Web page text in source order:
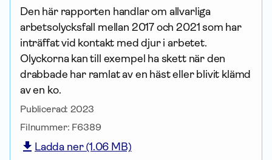
Den här rapporten handlar om allvarliga
arbetsolycksfall mellan 2017 och 2021 som har
inträffat vid kontakt med djur i arbetet.
Olyckorna kan till exempel ha skett när den
drabbade har ramlat av en häst eller blivit klämd
av en ko.
Publicerad:2023
Filnummer: F6389
Ladda ner (1.06 MB)